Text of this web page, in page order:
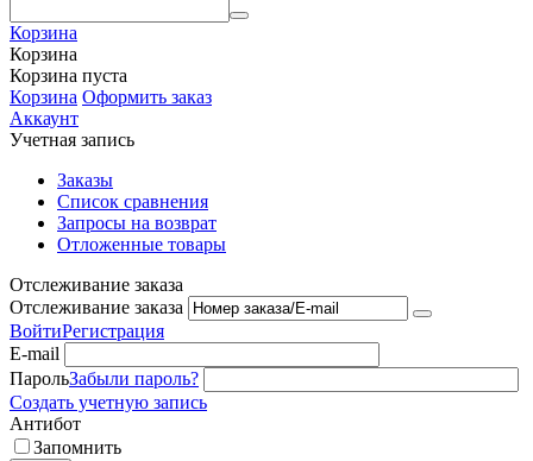
Корзина
Корзина
Корзина пуста
Корзина Оформить заказ
Аккаунт
Учетная запись
Заказы
Список сравнения
Запросы на возврат
Отложенные товары
Отслеживание заказа
Отслеживание заказа
ВойтиРегистрация
E-mail
ПарольЗабыли пароль?
Создать учетную запись
Антибот
Запомнить